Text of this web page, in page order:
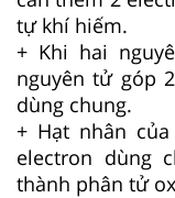
tự khí hiếm.
+ Khi hai
nguyên tử góp
dùng chung.
+ Hạt nhân
electron dùng
thành phân tử